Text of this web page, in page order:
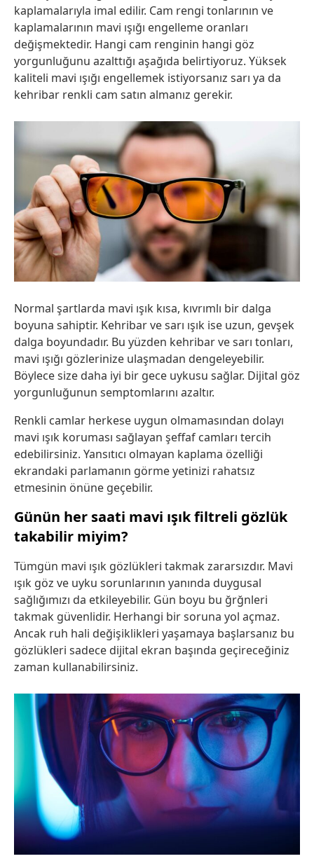
kaplamalarıyla imal edilir. Cam rengi tonlarının ve
kaplamalarının mavi ışığı engelleme oranları
değişmektedir. Hangi cam renginin hangi göz
yorgunluğunu azalttığı aşağıda belirtiyoruz. Yüksek
kaliteli mavi ışığı engellemek istiyorsanız sarı ya da
kehribar renkli cam satın almanız gerekir.
Normal şartlarda mavi ışık kısa, kıvrımlı bir dalga
boyuna sahiptir. Kehribar ve sarı ışık ise uzun, gevşek
dalga boyundadır. Bu yüzden kehribar ve sarı tonları,
mavi ışığı gözlerinize ulaşmadan dengeleyebilir.
Böylece size daha iyi bir gece uykusu sağlar. Dijital göz
yorgunluğunun semptomlarını azaltır.
Renkli camlar herkese uygun olmamasından dolayı
mavi ışık koruması sağlayan şeffaf camları tercih
edebilirsiniz. Yansıtıcı olmayan kaplama özelliği
ekrandaki parlamanın görme yetinizi rahatsız
etmesinin önüne geçebilir.
Günün her saati mavi ışık filtreli gözlük
takabilir miyim?
Tümgün mavi ışık gözlükleri takmak zararsızdır. Mavi
ışık göz ve uyku sorunlarının yanında duygusal
sağlığımızı da etkileyebilir. Gün boyu bu ğrğnleri
takmak güvenlidir. Herhangi bir soruna yol açmaz.
Ancak ruh hali değişiklikleri yaşamaya başlarsanız bu
gözlükleri sadece dijital ekran başında geçireceğiniz
zaman kullanabilirsiniz.